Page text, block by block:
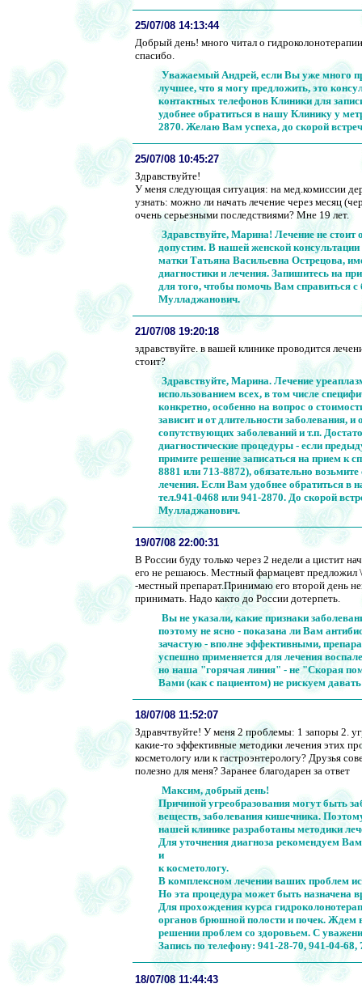
25/07/08 14:13:44
Добрый день! много читал о
спасибо.
Уважаемый Андрей, если Вы уже много
лучшее, что я могу предложить, это
контактных телефонов Клиники для
удобнее обратиться в нашу Клинику у
2870. Желаю Вам успеха, до скорой
25/07/08 10:45:27
Здравствуйте!
У меня следующая ситуация: на мед.комиссии
узнать: можно ли начать лечение через месяц
очень серьезными последствиями? Мне 19 лет.
Здравствуйте, Марина! Лечение не
допустим. В нашей женской
матки Татьяна Васильевна Острецова,
диагностики и лечения. Запишитесь на
для того, чтобы помочь Вам справиться
Мулладжанович.
21/07/08 19:20:18
здравствуйте. в вашей клинике проводится
стоит?
Здравствуйте, Марина. Лечение
использованием всех, в том числе
конкретно, особенно на вопрос о
зависит и от длительности заболевания,
сопутствующих заболеваний и т.п.
диагностические процедуры - если
примите решение записаться на прием к
8881 или 713-8872), обязательно
лечения. Если Вам удобнее обратиться
тел.941-0468 или 941-2870. До скорой
Мулладжанович.
19/07/08 22:00:31
В России буду только через 2 недели а цистит
его не решаюсь. Местный фармацевт
-местный препарат.Принимаю его второй день
принимать. Надо както до России дотерпеть.
Вы не указали, какие признаки
поэтому не ясно - показана ли Вам
зачастую - вполне эффективными,
успешно применяется для лечения
но наша "горячая линия" - не "Скорая
Вами (как с пациентом) не рискуем
18/07/08 11:52:07
Здравчтвуйте! У меня 2 проблемы: 1 запоры 2.
какие-то эффективные методики лечения этих
косметологу или к гастроэнтерологу? Друзья
полезно для меня? Заранее благодарен за ответ
Максим, добрый день!
Причиной угреобразования могут быть
веществ, заболевания кишечника.
нашей клинике разработаны методики
Для уточнения диагноза рекомендуем
и
к косметологу.
В комплексном лечении ваших проблем
Но эта процедура может быть назначена
Для прохождения курса
органов брюшной полости и почек.
решении проблем со здоровьем. С
Запись по телефону: 941-28-70, 941-04-68,
18/07/08 11:44:43